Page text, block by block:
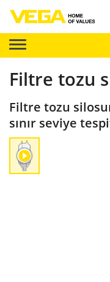
Filtre tozu
Filtre tozu
sınır seviye